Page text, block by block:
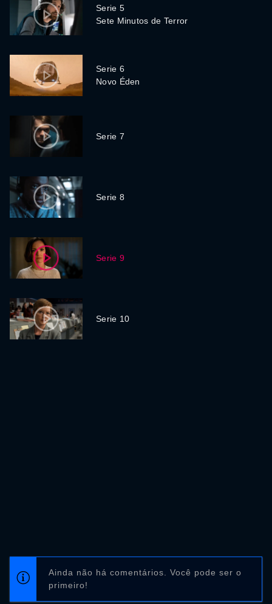
Serie 5
Sete Minutos de Terror
Serie 6
Novo Éden
Serie 7
Serie 8
Serie 9
Serie 10
Ainda não há comentários. Você pode ser o
primeiro!